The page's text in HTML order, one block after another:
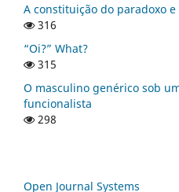
A constituição do paradoxo
316
“Oi?” What?
315
O masculino genérico sob
funcionalista
298
Open Journal Systems